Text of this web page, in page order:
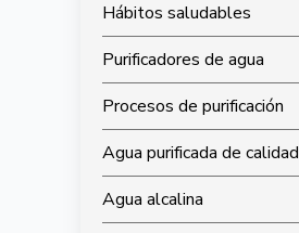
Hábitos saludables
Purificadores de agua
Procesos de purificación
Agua purificada de calidad
Agua alcalina